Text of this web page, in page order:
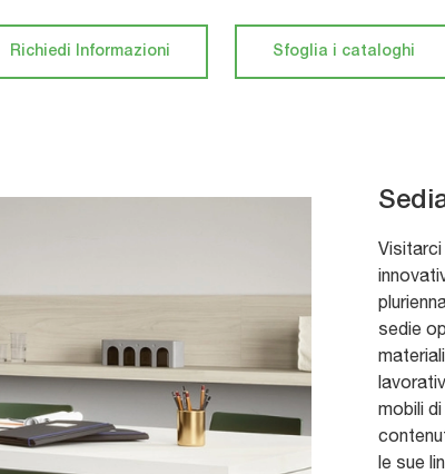
Richiedi Informazioni Sfoglia i cataloghi
sedie
mobili
le sue